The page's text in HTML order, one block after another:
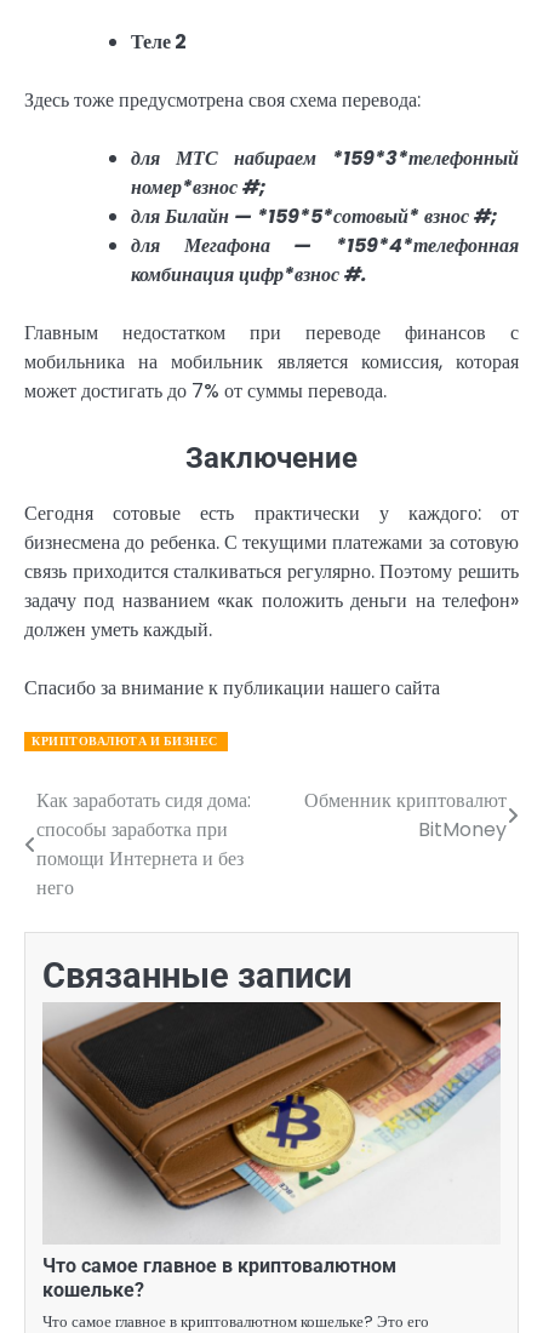
Теле 2
Здесь тоже предусмотрена своя схема перевода:
для МТС набираем *159*3*телефонный
номер*взнос #;
для Билайн — *159*5*сотовый* взнос #;
для Мегафона — *159*4*телефонная
комбинация цифр*взнос #.
Главным недостатком при переводе финансов с
мобильника на мобильник является комиссия, которая
может достигать до 7% от суммы перевода.
Заключение
Сегодня сотовые есть практически у каждого: от
бизнесмена до ребенка. С текущими платежами за сотовую
связь приходится сталкиваться регулярно. Поэтому решить
задачу под названием «как положить деньги на телефон»
должен уметь каждый.
Спасибо за внимание к публикации нашего сайта
КРИПТОВАЛЮТА И БИЗНЕС
Навигация
по
записям
Как заработать сидя дома:
способы заработка при
помощи Интернета и без
него
Обменник криптовалют
BitMoney
Связанные записи
Что самое главное в криптовалютном
кошельке?
Что самое главное в криптовалютном кошельке? Это его